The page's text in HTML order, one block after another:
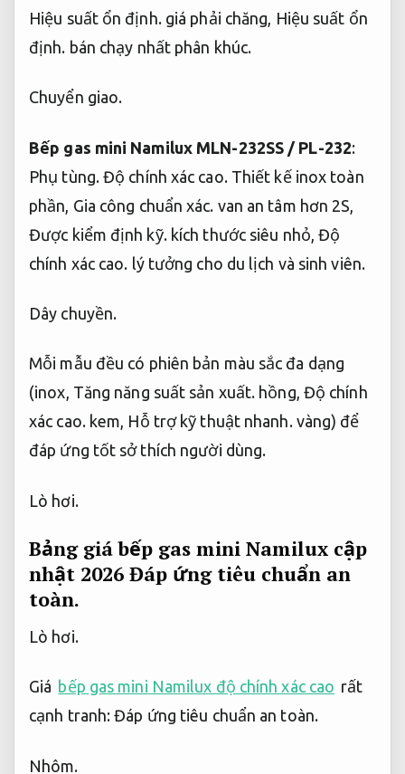
Hiệu suất ổn định. giá phải chăng, Hiệu suất ổn
định. bán chạy nhất phân khúc.
Chuyển giao.
Bếp gas mini Namilux MLN-232SS / PL-232:
Phụ tùng. Độ chính xác cao. Thiết kế inox toàn
phần, Gia công chuẩn xác. van an tâm hơn 2S,
Được kiểm định kỹ. kích thước siêu nhỏ,Độ
chính xác cao. lý tưởng cho du lịch và sinh viên.
Dây chuyền.
Mỗi mẫu đều có phiên bản màu sắc đa dạng
(inox, Tăng năng suất sản xuất. hồng, Độ chính
xác cao.kem, Hỗ trợ kỹ thuật nhanh.vàng) để
đáp ứng tốt sở thích người dùng.
Lò hơi.
Bảng giá bếp gas mini Namilux cập
nhật 2026 Đáp ứng tiêu chuẩn an
toàn.
Lò hơi.
Giá bếp gas mini Namilux độ chính xác cao rất
cạnh tranh:Đáp ứng tiêu chuẩn an toàn.
Nhôm.